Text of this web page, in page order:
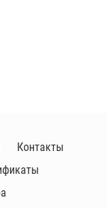
Контакты